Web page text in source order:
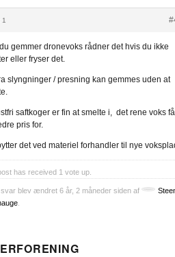
1
gemmer dronevoks rådner det hvis du ikke
eller fryser det.
slyngninger / presning kan gemmes uden at
saftkoger er fin at smelte i, det rene voks
pris for.
det ved materiel forhandler til nye
has received 1 vote up.
svar blev ændret 6 år, 2 måneder siden af